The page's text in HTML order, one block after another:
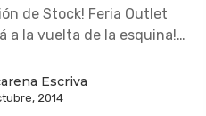
de Stock! Feria Outlet
a la vuelta de la esquina!…
Escriva
2014